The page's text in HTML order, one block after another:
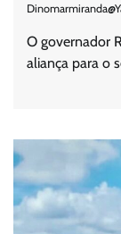
O governador
aliança para o